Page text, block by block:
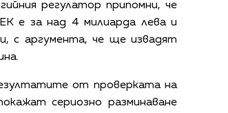
регулатор припомни, че
е за над 4 милиарда лева и
с аргумента, че ще извадят
от проверката на
сериозно разминаване